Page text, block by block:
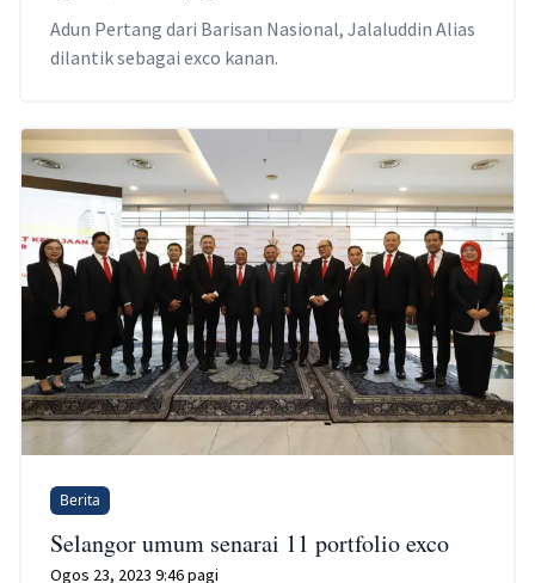
Adun Pertang dari Barisan Nasional, Jalaluddin Alias
dilantik sebagai exco kanan.
Berita
Selangor umum senarai 11 portfolio exco
Ogos 23, 2023 9:46 pagi